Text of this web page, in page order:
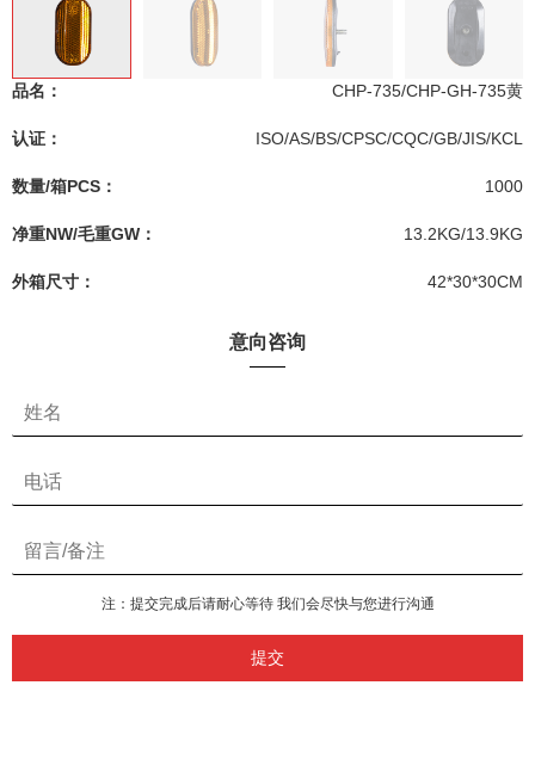
品名： CHP-735/CHP-GH-735黄
认证： ISO/AS/BS/CPSC/CQC/GB/JIS/KCL
数量/箱PCS： 1000
净重NW/毛重GW： 13.2KG/13.9KG
外箱尺寸： 42*30*30CM
意向咨询
提交
注：提交完成后请耐心等待 我们会尽快与您进行沟通